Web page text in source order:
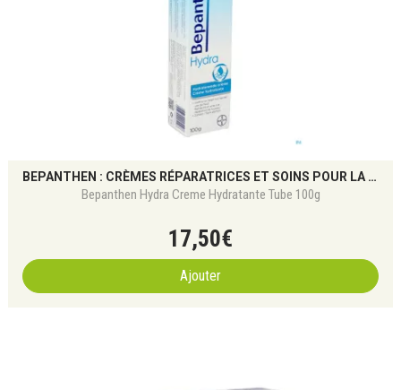
BEPANTHEN : CRÈMES RÉPARATRICES ET SOINS POUR LA PEAU IRRITÉE
Bepanthen Hydra Creme Hydratante Tube 100g
17,50€
Ajouter